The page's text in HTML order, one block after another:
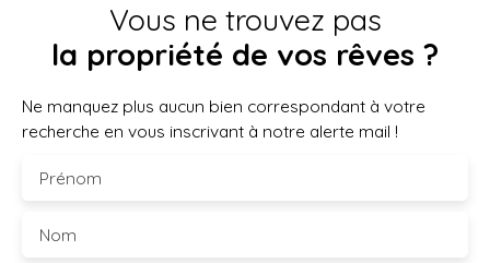
Vous ne trouvez pas
la propriété de vos rêves ?
Ne manquez plus aucun bien correspondant à votre
recherche en vous inscrivant à notre alerte mail !
Prénom
Nom